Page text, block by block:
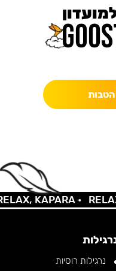
הטבות
KAPARA • RELAX,
נרגילות רוסיות